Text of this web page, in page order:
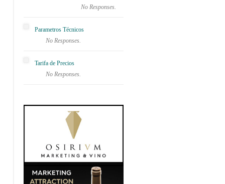
No Responses.
Parametros Técnicos
No Responses.
Tarifa de Precios
No Responses.